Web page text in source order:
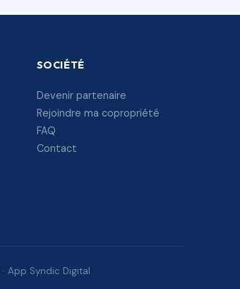
SOCIÉTÉ
Devenir partenaire
Rejoindre ma copropriété
FAQ
Contact
· App Syndic Digital